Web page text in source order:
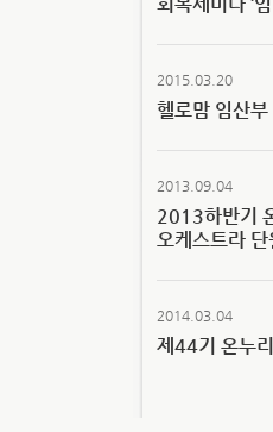
2015.03.20
헬로맘 임산부
2013.09.04
2013하반기
오케스트라 단
2014.03.04
제44기 온누